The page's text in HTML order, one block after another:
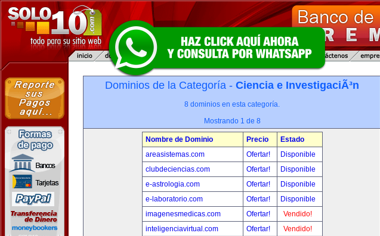
Dominios de la Categoría - Ciencia e InvestigaciÃ³n
8 dominios en esta categoría.
Mostrando 1 de 8
Nombre de Dominio Precio
Estado
areasistemas.com
Ofertar!
Disponible
clubdeciencias.com
Ofertar!
Disponible
e-astrologia.com
Ofertar!
Disponible
e-laboratorio.com
Ofertar!
Disponible
imagenesmedicas.com
Ofertar!
Vendido!
inteligenciavirtual.com
Ofertar!
Vendido!